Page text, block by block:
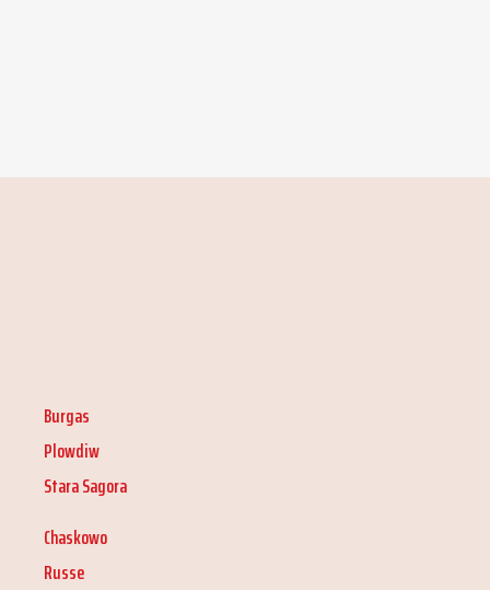
Burgas
Plowdiw
Stara Sagora
Chaskowo
Russe